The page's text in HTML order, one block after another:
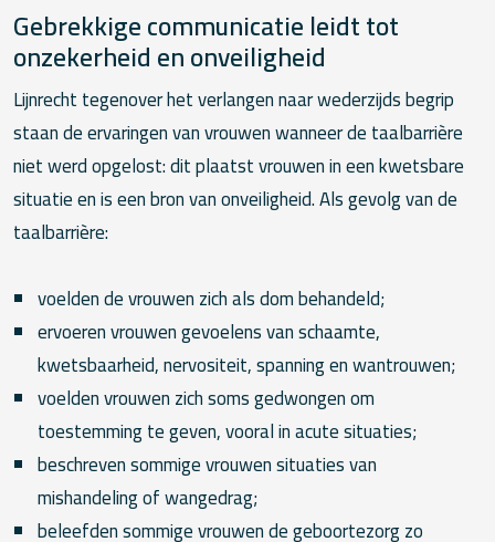
Gebrekkige communicatie leidt tot
onzekerheid en onveiligheid
Lijnrecht tegenover het verlangen naar wederzijds begrip
staan de ervaringen van vrouwen wanneer de taalbarrière
niet werd opgelost: dit plaatst vrouwen in een kwetsbare
situatie en is een bron van onveiligheid. Als gevolg van de
taalbarrière:
voelden de vrouwen zich als dom behandeld;
ervoeren vrouwen gevoelens van schaamte,
kwetsbaarheid, nervositeit, spanning en wantrouwen;
voelden vrouwen zich soms gedwongen om
toestemming te geven, vooral in acute situaties;
beschreven sommige vrouwen situaties van
mishandeling of wangedrag;
beleefden sommige vrouwen de geboortezorg zo